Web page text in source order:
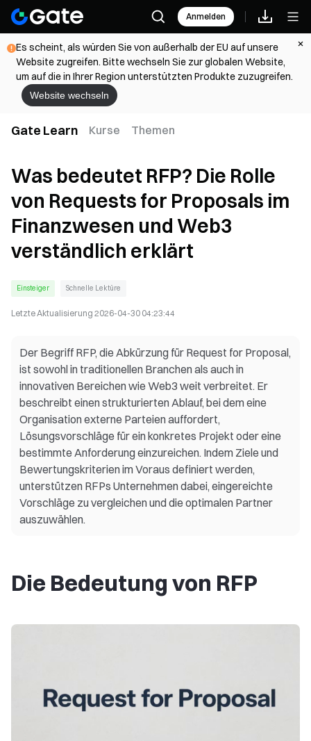
Anmelden
Es scheint, als würden Sie von außerhalb der EU auf unsere
Website zugreifen. Bitte wechseln Sie zur globalen Website,
um auf die in Ihrer Region unterstützten Produkte zuzugreifen.
Website wechseln
Gate Learn Kurse Themen
Was bedeutet RFP? Die Rolle
von Requests for Proposals im
Finanzwesen und Web3
verständlich erklärt
Einsteiger Schnelle Lektüre
Letzte Aktualisierung 2026-04-30 04:23:44
Der Begriff RFP, die Abkürzung für Request for Proposal,
ist sowohl in traditionellen Branchen als auch in
innovativen Bereichen wie Web3 weit verbreitet. Er
beschreibt einen strukturierten Ablauf, bei dem eine
Organisation externe Parteien auffordert,
Lösungsvorschläge für ein konkretes Projekt oder eine
bestimmte Anforderung einzureichen. Indem Ziele und
Bewertungskriterien im Voraus definiert werden,
unterstützen RFPs Unternehmen dabei, eingereichte
Vorschläge zu vergleichen und die optimalen Partner
auszuwählen.
Die Bedeutung von RFP